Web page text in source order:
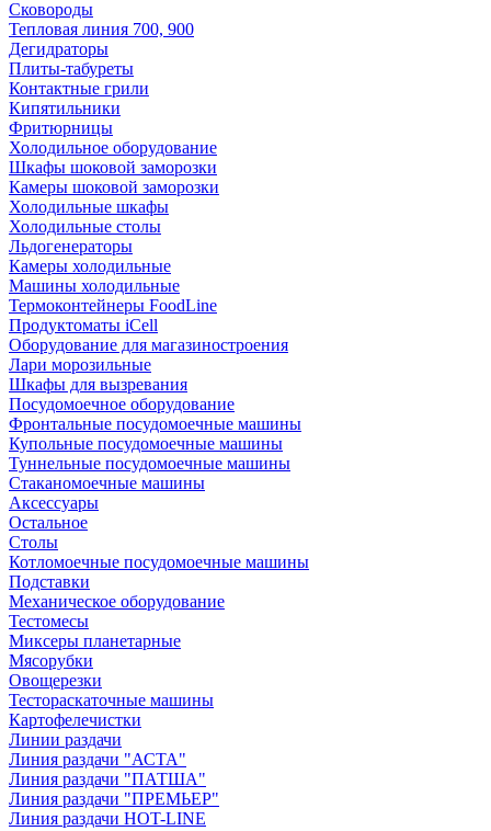
Сковороды
Тепловая линия 700, 900
Дегидраторы
Плиты-табуреты
Контактные грили
Кипятильники
Фритюрницы
Холодильное оборудование
Шкафы шоковой заморозки
Камеры шоковой заморозки
Холодильные шкафы
Холодильные столы
Льдогенераторы
Камеры холодильные
Машины холодильные
Термоконтейнеры FoodLine
Продуктоматы iCell
Оборудование для магазиностроения
Лари морозильные
Шкафы для вызревания
Посудомоечное оборудование
Фронтальные посудомоечные машины
Купольные посудомоечные машины
Туннельные посудомоечные машины
Стаканомоечные машины
Аксессуары
Остальное
Столы
Котломоечные посудомоечные машины
Подставки
Механическое оборудование
Тестомесы
Миксеры планетарные
Мясорубки
Овощерезки
Тестораскаточные машины
Картофелечистки
Линии раздачи
Линия раздачи "АСТА"
Линия раздачи "ПАТША"
Линия раздачи "ПРЕМЬЕР"
Линия раздачи HOT-LINE